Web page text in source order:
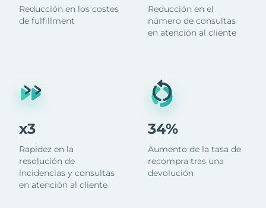
Reducción en los costes
de fulfillment
x3
Rapidez en la
resolución de
incidencias y consultas
en atención al cliente
Reducción en el
número de consultas
en atención al cliente
34%
Aumento de la tasa de
recompra tras una
devolución